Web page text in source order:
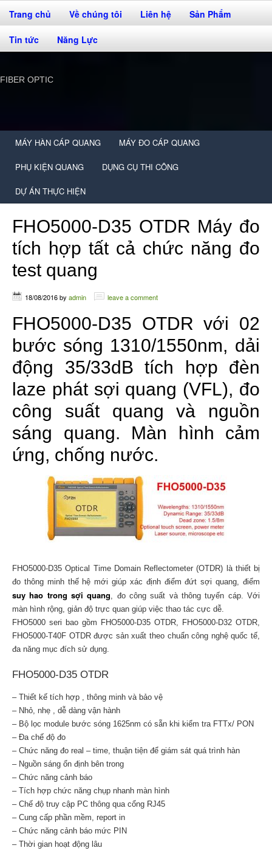
Trang chủ Về chúng tôi Liên hệ Sản Phẩm
Tin tức Năng Lực
FIBER OPTIC
MÁY HÀN CÁP QUANG MÁY ĐO CÁP QUANG
PHỤ KIỆN QUANG DỤNG CỤ THI CÔNG
DỰ ÁN THỰC HIỆN
FHO5000-D35 OTDR Máy đo
tích hợp tất cả chức năng đo
test quang
18/08/2016by admin leave a comment
FHO5000-D35 OTDR với 02
bước sóng 1310/1550nm, dải
động 35/33dB tích hợp đèn
laze phát sợi quang (VFL), đo
công suất quang và nguồn
sáng quang. Màn hình cảm
ứng, chống nước.
FHO5000-D35 Optical Time Domain Reflectometer (OTDR) là thiết bị
đo thông minh thế hệ mới giúp xác định điểm đứt sợi quang, điểm
suy hao trong sợi quang, đo công suất và thông tuyến cáp. Với
màn hình rộng, giản độ trực quan giúp việc thao tác cực dễ.
FHO5000 seri bao gồm FHO5000-D35 OTDR, FHO5000-D32 OTDR,
FHO5000-T40F OTDR được sản xuất theo chuẩn công nghệ quốc tế,
đa năng mục đích sử dụng.
FHO5000-D35 OTDR
– Thiết kế tích hợp , thông minh và bảo vệ
– Nhỏ, nhẹ , dễ dàng vận hành
– Bộ lọc module bước sóng 1625nm có sẵn khi kiểm tra FTTx/ PON
– Đa chế độ đo
– Chức năng đo real – time, thuận tiện để giám sát quá trình hàn
– Nguồn sáng ổn định bên trong
– Chức năng cảnh báo
– Tích hợp chức năng chụp nhanh màn hình
– Chế độ truy cập PC thông qua cổng RJ45
– Cung cấp phần mềm, report in
– Chức năng cảnh báo mức PIN
– Thời gian hoạt động lâu